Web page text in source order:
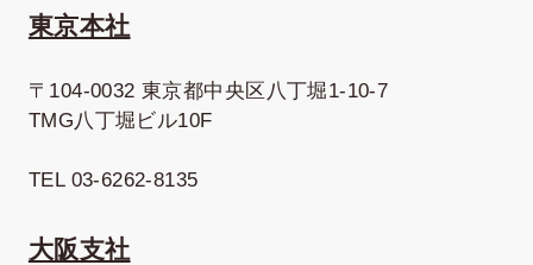
東京本社
〒104-0032 東京都中央区八丁堀1-10-7
TMG八丁堀ビル10F
TEL 03-6262-8135
大阪支社